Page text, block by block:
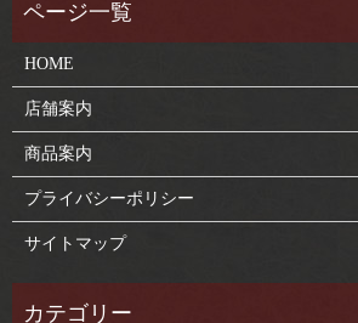
HOME
店舗案内
商品案内
プライバシーポリシー
サイトマップ